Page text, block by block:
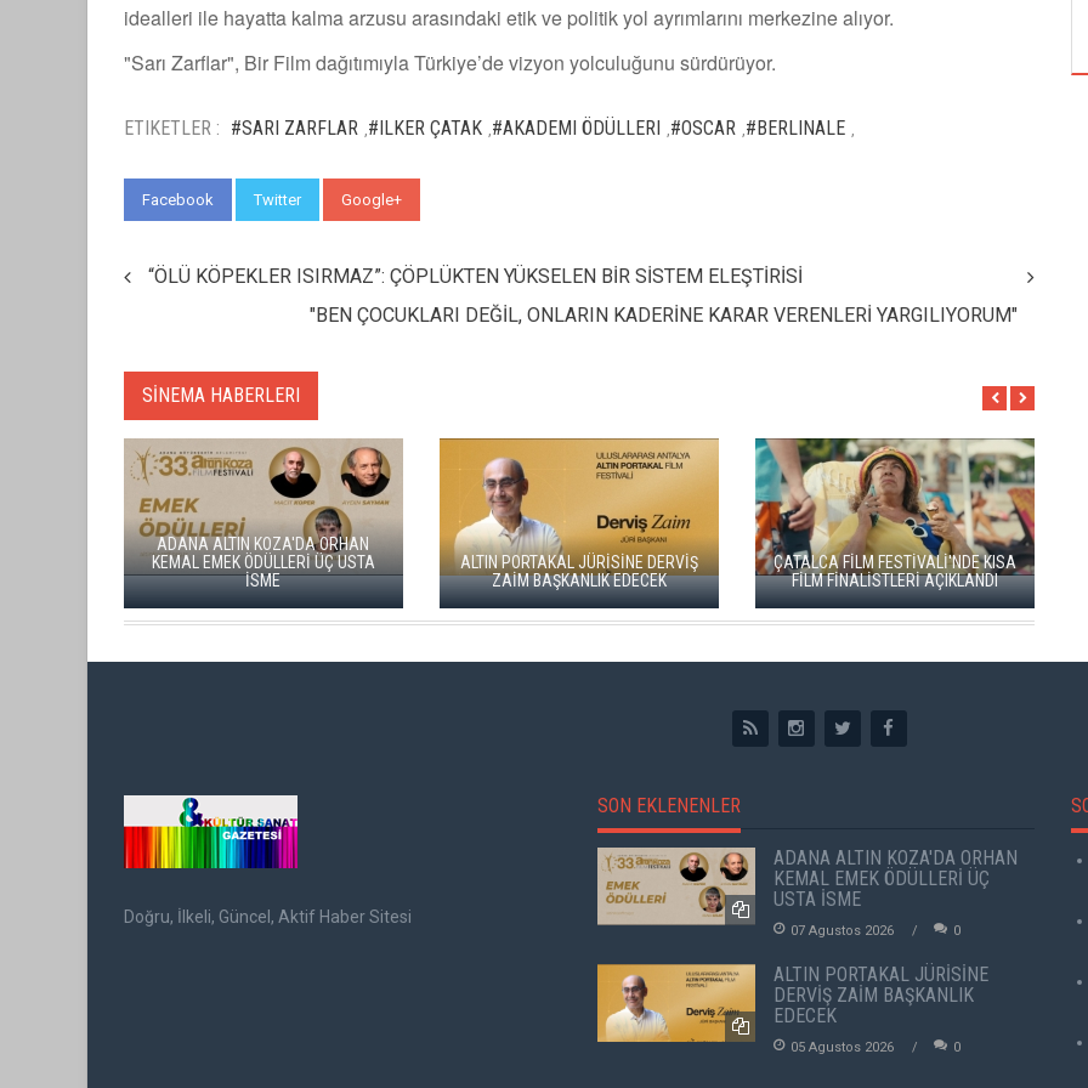
idealleri ile hayatta kalma arzusu arasındaki etik ve politik yol ayrımlarını merkezine alıyor.
"Sarı Zarflar", Bir Film dağıtımıyla Türkiye’de vizyon yolculuğunu sürdürüyor.
ETIKETLER : #SARI ZARFLAR #ILKER ÇATAK #AKADEMI ÖDÜLLERI #OSCAR #BERLINALE
Facebook Twitter Google+
“ÖLÜ KÖPEKLER ISIRMAZ”: ÇÖPLÜKTEN YÜKSELEN BİR SİSTEM ELEŞTİRİSİ
"BEN ÇOCUKLARI DEĞİL, ONLARIN KADERİNE KARAR VERENLERİ YARGILIYORUM"
SİNEMA HABERLERI
ADANA ALTIN KOZA'DA ORHAN
KEMAL EMEK ÖDÜLLERİ ÜÇ USTA
İSME
ALTIN PORTAKAL JÜRİSİNE DERVİŞ
ZAİM BAŞKANLIK EDECEK
ÇATALCA FİLM FESTİVALİ'NDE KISA
FİLM FİNALİSTLERİ AÇIKLANDI
ALTIN KOZA'NIN
FERZAN
ÖZPETEK VE VAHİDE PERÇİN'İN
Doğru, İlkeli, Güncel, Aktif Haber Sitesi
SON EKLENENLER
ADANA ALTIN KOZA'DA ORHAN
KEMAL EMEK ÖDÜLLERİ ÜÇ
USTA İSME
07 Agustos 2026 0
ALTIN PORTAKAL JÜRİSİNE
DERVİŞ ZAİM BAŞKANLIK
EDECEK
05 Agustos 2026 0